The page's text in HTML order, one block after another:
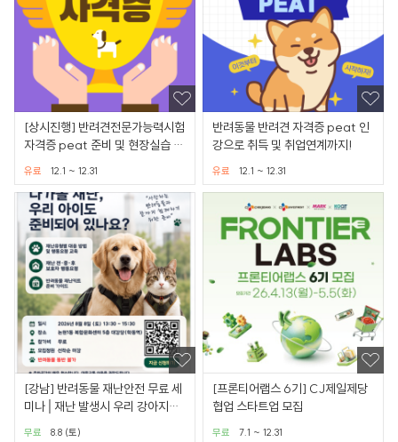
[상시진행] 반려견전문가능력시험
자격증 peat 준비 및 현장실습 기
회까지 제공12.1 ~ 12.31
유료
반려동물 반려견 자격증 peat 인
강으로 취득 및 취업연계까지!
12.1 ~ 12.31
유료
[강남] 반려동물 재난안전 무료 세
미나│재난 발생시 우리 강아지를
위한 보호자 준비
8.8 (토)
무료
[프론티어랩스 6기] CJ제일제당
협업 스타트업 모집
7.1 ~ 12.31
무료